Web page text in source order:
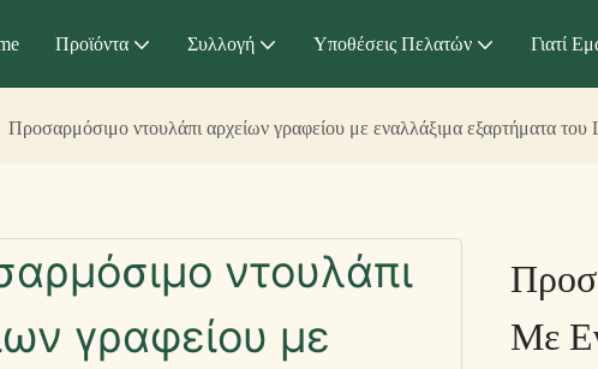
Προϊόντα Συλλογή Υποθέσεις Πελατών Γιατί
Προσαρμόσιμο ντουλάπι αρχείων γραφείου με εναλλάξιμα εξαρτήματα
Με